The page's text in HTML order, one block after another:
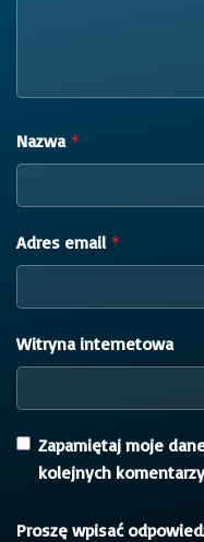
Nazwa *
Adres email *
Witryna internetowa
Zapamiętaj moje
kolejnych
Proszę wpisać